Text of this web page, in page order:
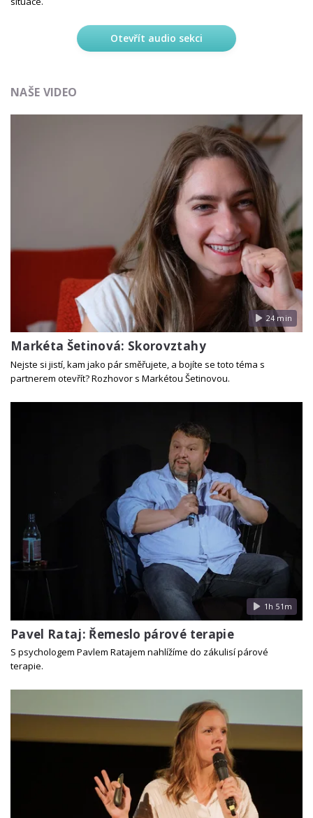
Otevřít audio sekci
NAŠE VIDEO
24 min
Markéta Šetinová: Skorovztahy
Nejste si jistí, kam jako pár směřujete, a bojíte se toto téma s
partnerem otevřít? Rozhovor s Markétou Šetinovou.
1h 51m
Pavel Rataj: Řemeslo párové terapie
S psychologem Pavlem Ratajem nahlížíme do zákulisí párové
terapie.